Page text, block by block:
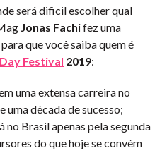
será dificil escolher qual
Jonas Fachifez uma
que você saiba quem é
Festival 2019:
uma extensa carreira no
uma década de sucesso;
Brasil apenas pela segunda
do que hoje se convém